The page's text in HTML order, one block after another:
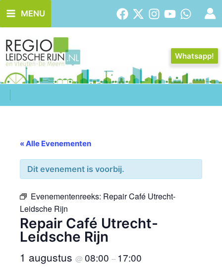
naar
de
inhoud
MENU
Whatsapp!
« Alle Evenementen
Dit evenement is voorbij.
Evenementenreeks: Repair Café Utrecht-
Leidsche Rijn
Repair Café Utrecht-
Leidsche Rijn
1 augustus @ 08:00 – 17:00